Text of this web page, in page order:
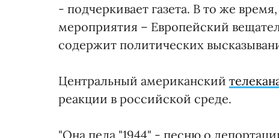
- подчеркивает газета. В то же
мероприятия – Европейский
содержит политических
Центральный американский
реакции в российской среде.
"Она пела "1944" - песню о